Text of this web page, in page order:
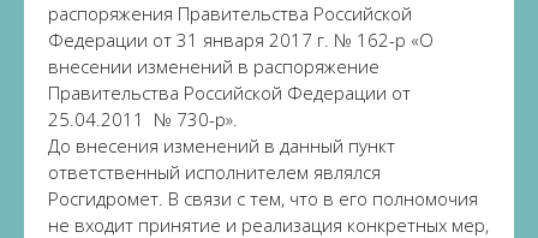
распоряжения Правительства Российской
Федерации от 31 января 2017 г. № 162-р «О
внесении изменений в распоряжение
Правительства Российской Федерации от
25.04.2011 № 730-р».
До внесения изменений в данный пункт
ответственный исполнителем являлся
Росгидромет. В связи с тем, что в его полномочия
не входит принятие и реализация конкретных мер,